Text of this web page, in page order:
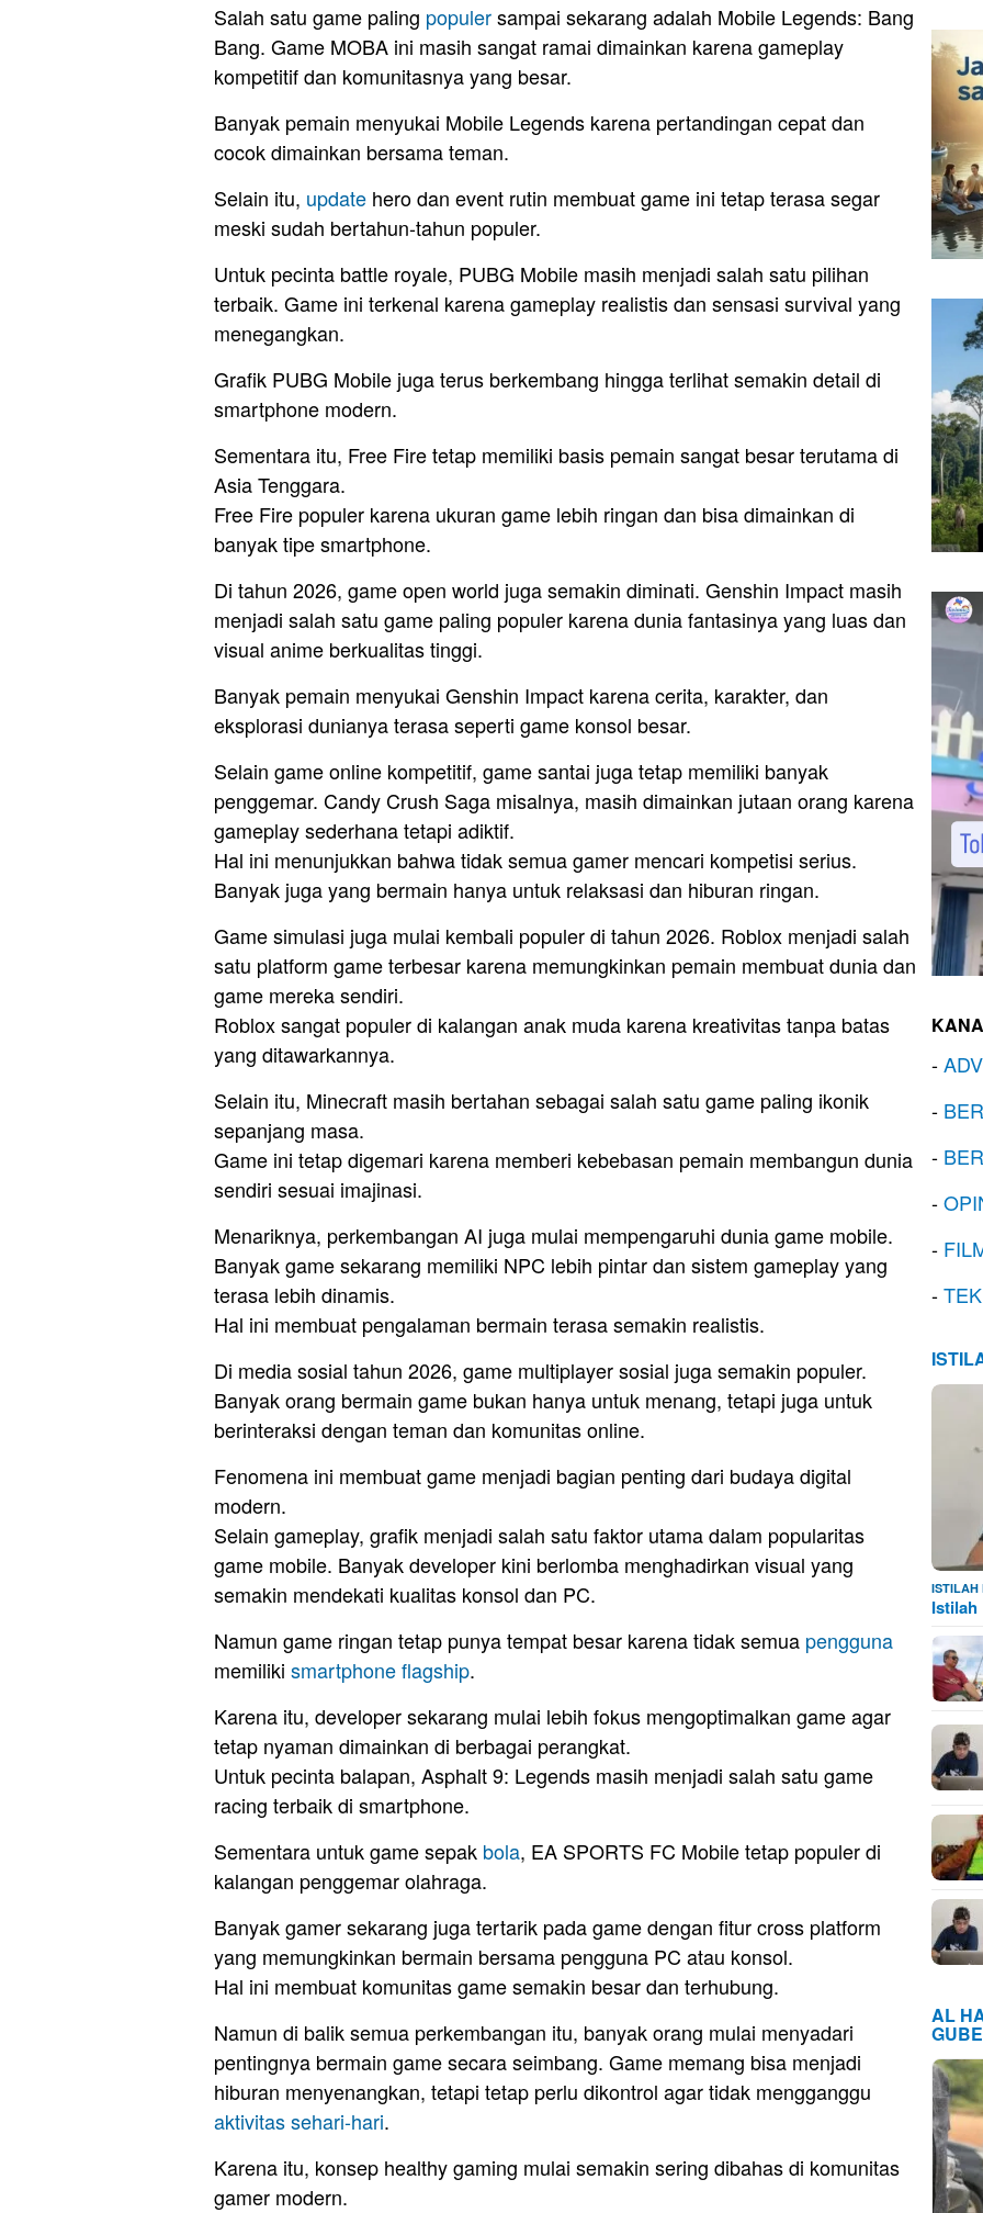
Salah satu game paling populersampai sekarang adalah Mobile Legends: Bang
Bang. Game MOBA ini masih sangat ramai dimainkan karena gameplay
kompetitif dan komunitasnya yang besar.
Banyak pemain menyukai Mobile Legends karena pertandingan cepat dan
cocok dimainkan bersama teman.
Selain itu, update hero dan event rutin membuat game ini tetap terasa segar
meski sudah bertahun-tahun populer.
Untuk pecinta battle royale, PUBG Mobile masih menjadi salah satu pilihan
terbaik. Game ini terkenal karena gameplay realistis dan sensasi survival yang
menegangkan.
Grafik PUBG Mobile juga terus berkembang hingga terlihat semakin detail di
smartphone modern.
Sementara itu, Free Fire tetap memiliki basis pemain sangat besar terutama di
Asia Tenggara.
Free Fire populer karena ukuran game lebih ringan dan bisa dimainkan di
banyak tipe smartphone.
Di tahun 2026, game open world juga semakin diminati. Genshin Impact masih
menjadi salah satu game paling populer karena dunia fantasinya yang luas dan
visual anime berkualitas tinggi.
Banyak pemain menyukai Genshin Impact karena cerita, karakter, dan
eksplorasi dunianya terasa seperti game konsol besar.
Selain game online kompetitif, game santai juga tetap memiliki banyak
penggemar. Candy Crush Saga misalnya, masih dimainkan jutaan orang karena
gameplay sederhana tetapi adiktif.
Hal ini menunjukkan bahwa tidak semua gamer mencari kompetisi serius.
Banyak juga yang bermain hanya untuk relaksasi dan hiburan ringan.
Game simulasi juga mulai kembali populer di tahun 2026. Roblox menjadi salah
satu platform game terbesar karena memungkinkan pemain membuat dunia dan
game mereka sendiri.
Roblox sangat populer di kalangan anak muda karena kreativitas tanpa batas
yang ditawarkannya.
Selain itu, Minecraft masih bertahan sebagai salah satu game paling ikonik
sepanjang masa.
Game ini tetap digemari karena memberi kebebasan pemain membangun dunia
sendiri sesuai imajinasi.
Menariknya, perkembangan AI juga mulai mempengaruhi dunia game mobile.
Banyak game sekarang memiliki NPC lebih pintar dan sistem gameplay yang
terasa lebih dinamis.
Hal ini membuat pengalaman bermain terasa semakin realistis.
Di media sosial tahun 2026, game multiplayer sosial juga semakin populer.
Banyak orang bermain game bukan hanya untuk menang, tetapi juga untuk
berinteraksi dengan teman dan komunitas online.
Fenomena ini membuat game menjadi bagian penting dari budaya digital
modern.
Selain gameplay, grafik menjadi salah satu faktor utama dalam popularitas
game mobile. Banyak developer kini berlomba menghadirkan visual yang
semakin mendekati kualitas konsol dan PC.
Namun game ringan tetap punya tempat besar karena tidak semua pengguna
memiliki smartphone flagship.
Karena itu, developer sekarang mulai lebih fokus mengoptimalkan game agar
tetap nyaman dimainkan di berbagai perangkat.
Untuk pecinta balapan, Asphalt 9: Legends masih menjadi salah satu game
racing terbaik di smartphone.
Sementara untuk game sepak bola, EA SPORTS FC Mobile tetap populer di
kalangan penggemar olahraga.
Banyak gamer sekarang juga tertarik pada game dengan fitur cross platform
yang memungkinkan bermain bersama pengguna PC atau konsol.
Hal ini membuat komunitas game semakin besar dan terhubung.
Namun di balik semua perkembangan itu, banyak orang mulai menyadari
pentingnya bermain game secara seimbang. Game memang bisa menjadi
hiburan menyenangkan, tetapi tetap perlu dikontrol agar tidak mengganggu
aktivitas sehari-hari.
Karena itu, konsep healthy gaming mulai semakin sering dibahas di komunitas
gamer modern.
-
-
-
-
-
-
ISTILAH
Istilah
AL